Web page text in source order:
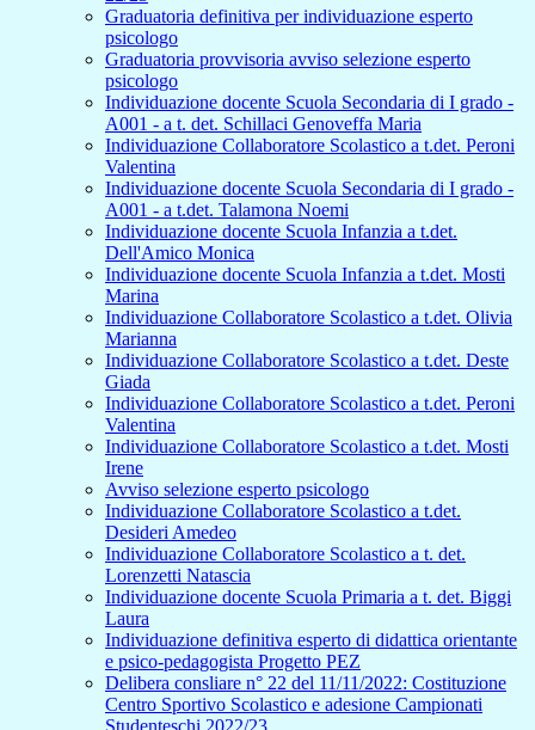
Graduatoria definitiva per individuazione esperto
psicologo
Graduatoria provvisoria avviso selezione esperto
psicologo
Individuazione docente Scuola Secondaria di I grado -
A001 - a t. det. Schillaci Genoveffa Maria
Individuazione Collaboratore Scolastico a t.det. Peroni
Valentina
Individuazione docente Scuola Secondaria di I grado -
A001 - a t.det. Talamona Noemi
Individuazione docente Scuola Infanzia a t.det.
Dell'Amico Monica
Individuazione docente Scuola Infanzia a t.det. Mosti
Marina
Individuazione Collaboratore Scolastico a t.det. Olivia
Marianna
Individuazione Collaboratore Scolastico a t.det. Deste
Giada
Individuazione Collaboratore Scolastico a t.det. Peroni
Valentina
Individuazione Collaboratore Scolastico a t.det. Mosti
Irene
Avviso selezione esperto psicologo
Individuazione Collaboratore Scolastico a t.det.
Desideri Amedeo
Individuazione Collaboratore Scolastico a t. det.
Lorenzetti Natascia
Individuazione docente Scuola Primaria a t. det. Biggi
Laura
Individuazione definitiva esperto di didattica orientante
e psico-pedagogista Progetto PEZ
Delibera consliare n° 22 del 11/11/2022: Costituzione
Centro Sportivo Scolastico e adesione Campionati